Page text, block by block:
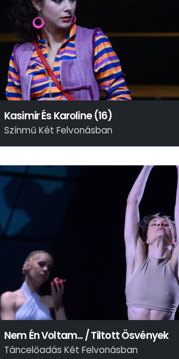
Kasimir És Karoline (16)
Színmű Két Felvonásban
Ödön Von Horváth
Nem Én Voltam... / Tiltott Ösvények
Táncelőadás Két Felvonásban